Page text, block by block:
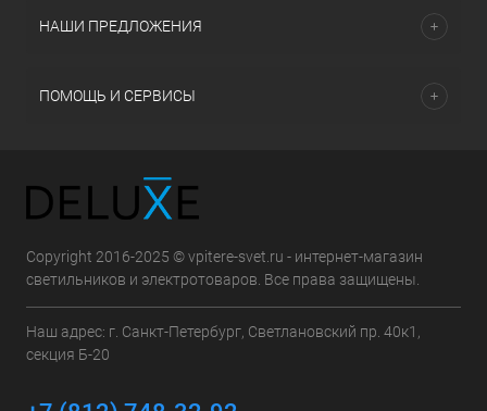
НАШИ ПРЕДЛОЖЕНИЯ
ПОМОЩЬ И СЕРВИСЫ
Copyright 2016-2025 © vpitere-svet.ru - интернет-магазин
светильников и электротоваров. Все права защищены.
Наш адрес: г. Санкт-Петербург, Светлановский пр. 40к1,
секция Б-20